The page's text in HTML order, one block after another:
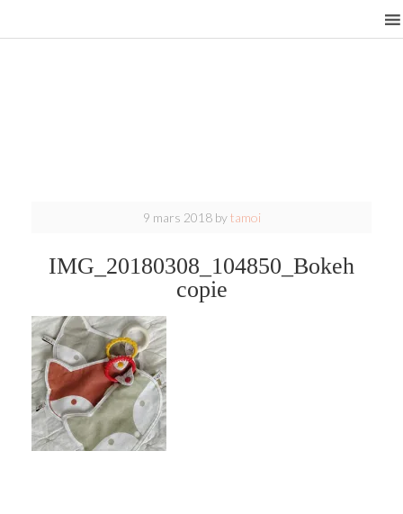
9 mars 2018bytamoi
IMG_20180308_104850_Bokeh
copie